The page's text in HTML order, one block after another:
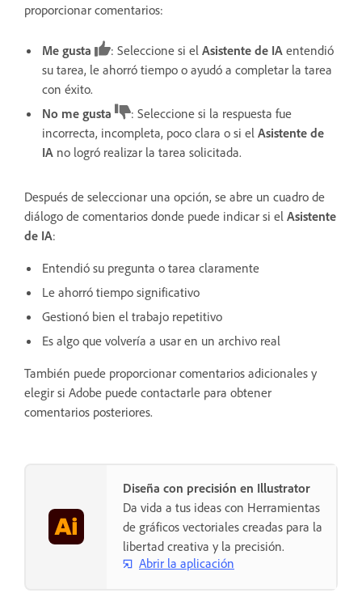
proporcionar comentarios:
Me gusta : Seleccione si el Asistente de IA entendió
su tarea, le ahorró tiempo o ayudó a completar la tarea
con éxito.
No me gusta
: Seleccione si la respuesta fue
incorrecta, incompleta, poco clara o si el Asistente de
IA no logró realizar la tarea solicitada.
Después de seleccionar una opción, se abre un cuadro de
diálogo de comentarios donde puede indicar si el Asistente
de IA:
Entendió su pregunta o tarea claramente
Le ahorró tiempo significativo
Gestionó bien el trabajo repetitivo
Es algo que volvería a usar en un archivo real
También puede proporcionar comentarios adicionales y
elegir si Adobe puede contactarle para obtener
comentarios posteriores.
Diseña con precisión en Illustrator
Da vida a tus ideas con Herramientas
de gráficos vectoriales creadas para la
libertad creativa y la precisión.
Abrir la aplicación